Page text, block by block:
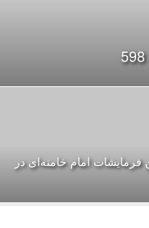
فرمایشات امام خامنه‌ای در